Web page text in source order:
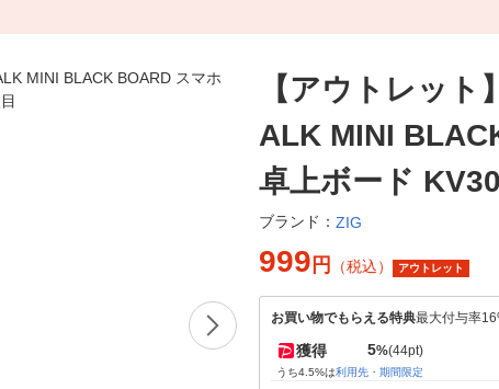
【アウトレット
ALK MINI
卓上ボード
ブランド： ZIG
999 円 （税込） アウトレット
お買い物でもらえる特典最大付与率
獲得 5%(44pt)
うち4.5%は利用先・期間限定